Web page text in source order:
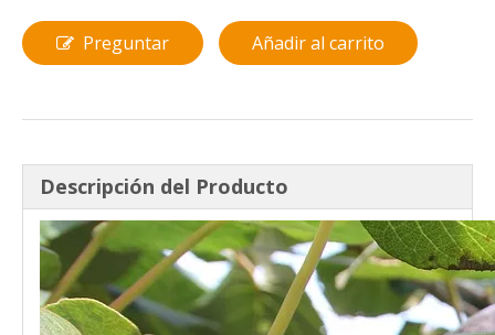
Preguntar Añadir al carrito
Descripción del Producto